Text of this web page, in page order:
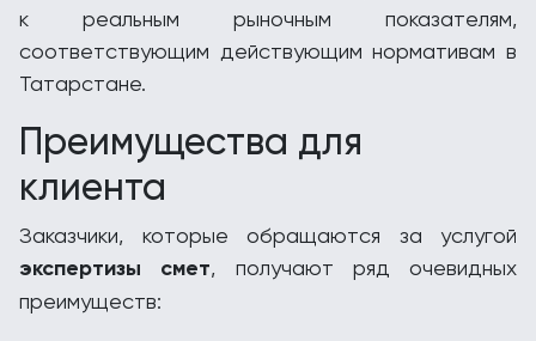
к реальным рыночным показателям,
соответствующим действующим нормативам в
Татарстане.
Преимущества для
клиента
Заказчики, которые обращаются за услугой
экспертизы смет, получают ряд очевидных
преимуществ: